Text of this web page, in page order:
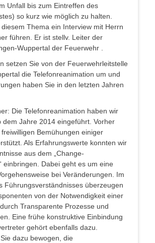
Unfall bis zum Eintreffen des
so kurz wie möglich zu halten.
Thema ein Interview mit Herrn
führen. Er ist stellv. Leiter der
Wuppertal der Feuerwehr .
setzen Sie von der Feuerwehrleitstelle
die Telefonreanimation um und
haben Sie in den letzten Jahren
Die Telefonreanimation haben wir
dem Jahre 2014 eingeführt. Vorher
Bemühungen einiger
Als Erfahrungswerte konnten wir
aus dem „Change-
einbringen. Dabei geht es um eine
bei Veränderungen. Im
Führungsverständnisses überzeugen
von der Notwendigkeit einer
Transparente Prozesse und
Eine frühe konstruktive Einbindung
gehört ebenfalls dazu.
dazu bewogen, die